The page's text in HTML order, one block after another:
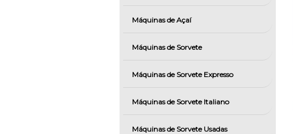
Máquinas de Açaí
Máquinas de Sorvete
Máquinas de Sorvete Expresso
Máquinas de Sorvete Italiano
Máquinas de Sorvete Usadas